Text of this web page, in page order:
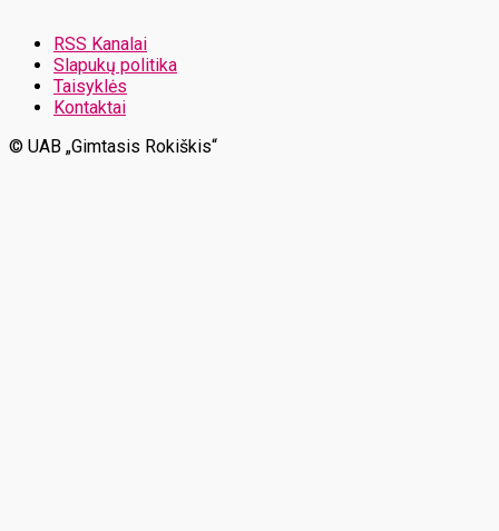
RSS Kanalai
Slapukų politika
Taisyklės
Kontaktai
© UAB „Gimtasis Rokiškis“